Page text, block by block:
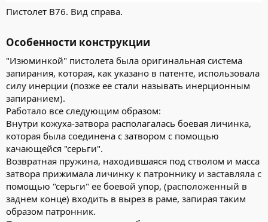
Пистолет В76. Вид справа.
Особенности конструкции​
"Изюминкой" пистолета была оригинальная система
запирания, которая, как указано в патенте, использовала
силу инерции (позже ее стали называть инерционным
запиранием).
Работало все следующим образом:
Внутри кожуха-затвора располагалась боевая личинка,
которая была соединена с затвором с помощью
качающейся "серьги".
Возвратная пружина, находившаяся под стволом и масса
затвора прижимала личинку к патроннику и заставляла с
помощью "серьги" ее боевой упор, (расположенный в
заднем конце) входить в вырез в раме, запирая таким
образом патронник.